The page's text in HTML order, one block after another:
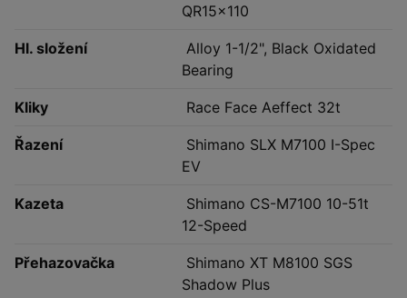
QR15x110
Hl. složení
Alloy 1-1/2", Black Oxidated
Bearing
Kliky Race Face Aeffect 32t
Řazení
Shimano SLX M7100 I-Spec
EV
Kazeta
Shimano CS-M7100 10-51t
12-Speed
Přehazovačka
Shimano XT M8100 SGS
Shadow Plus